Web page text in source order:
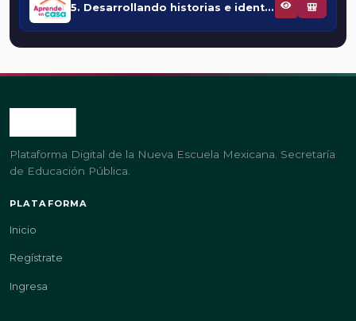
5. Desarrollando historias e identificando la acción 🎒
Plataforma Digital de la Nueva Escuela Mexicana. Secretaría
de Educación Pública.
PLATAFORMA
Inicio
Regístrate
Ingresa